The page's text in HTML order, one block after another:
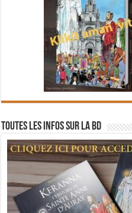
Toutes les infos sur la BD